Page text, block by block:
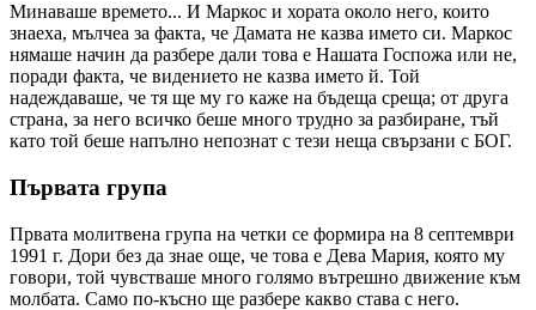
Минаваше времето... И Маркос и хората около него, които
знаеха, мълчеа за факта, че Дамата не казва името си. Маркос
нямаше начин да разбере дали това е Нашата Госпожа или не,
поради факта, че видението не казва името й. Той
надеждаваше, че тя ще му го каже на бъдеща среща; от друга
страна, за него всичко беше много трудно за разбиране, тъй
като той беше напълно непознат с тези неща свързани с БОГ.
Първата група
Првата молитвена група на четки се формира на 8 септември
1991 г. Дори без да знае още, че това е Дева Мария, която му
говори, той чувстваше много голямо вътрешно движение към
молбата. Само по-късно ще разбере какво става с него.